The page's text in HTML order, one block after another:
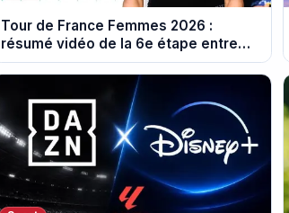
Tour de France Femmes 2026 :
résumé vidéo de la 6e étape entre
Montbrison et Tournon-sur-Rhône